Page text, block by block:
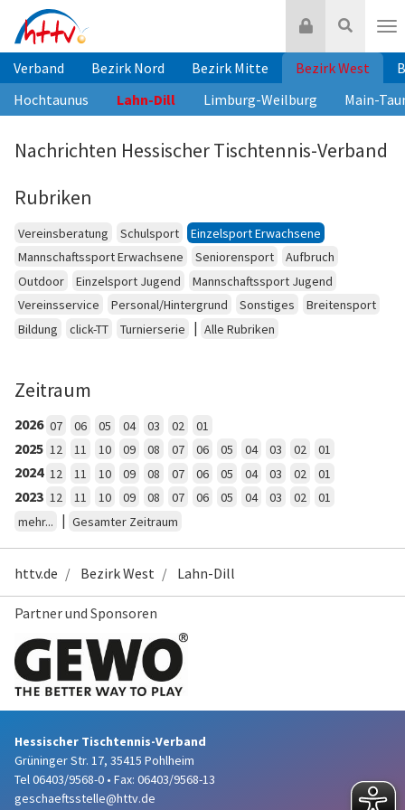
Inhalt
springen
Suche
Login
Verband Bezirk Nord Bezirk Mitte Bezirk West
Hochtaunus
Lahn-Dill Limburg-Weilburg Main-
Nachrichten Hessischer Tischtennis-Verband
Rubriken
Vereinsberatung Schulsport
Einzelsport Erwachsene
Mannschaftssport Erwachsene
Seniorensport
Aufbruch
Outdoor
Einzelsport Jugend
Mannschaftssport Jugend
Vereinsservice
Personal/Hintergrund Sonstiges
Breitensport
Bildung
click-TT Turnierserie | Alle Rubriken
Zeitraum
2026 07 06 05 04 03 02 01
2025 12 11 10 09 08 07 06 05 04 03 02 01
2024 12 11 10 09 08 07 06 05 04 03 02 01
2023 12 11 10 09 08 07 06 05 04 03 02
01
mehr...
| Gesamter Zeitraum
httv.de Bezirk West Lahn-Dill
Partner und Sponsoren
Hessischer Tischtennis-Verband
Grüninger Str. 17, 35415 Pohlheim
Tel 06403/9568-0 • Fax: 06403/9568-13
geschaeftsstelle@httv.de